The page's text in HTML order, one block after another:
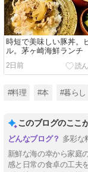
時短で美味しい豚丼。
ル。茅ヶ崎海鮮ランチ
2日前
#料理 #本 #暮らし
このブログのここ
多彩な
新鮮な海の幸から家庭
感と日常の食卓の工夫